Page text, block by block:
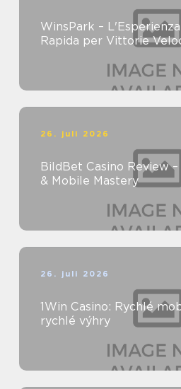
WinsPark –
Rapida per Vittorie
26. juli 2026
BildBet Casino Review
& Mobile Mastery
26. juli 2026
1Win Casino: Rychlé
rychlé výhry